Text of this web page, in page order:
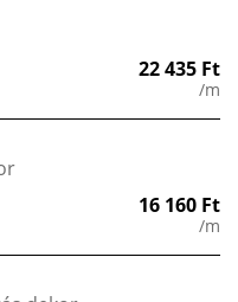
22 435 Ft
/m
16 160 Ft
/m